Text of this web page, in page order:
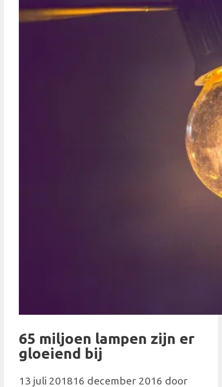
65 miljoen lampen zijn er
gloeiend bij
13 juli 201816 december 2016 door